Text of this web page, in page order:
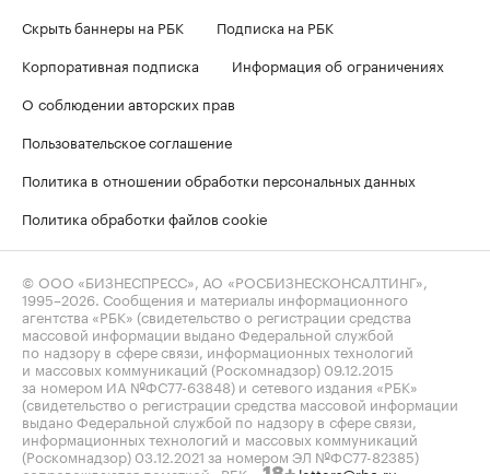
Скрыть баннеры на РБК
Подписка на РБК
Корпоративная подписка
Информация об ограничениях
О соблюдении авторских прав
Пользовательское соглашение
Политика в отношении обработки персональных данных
Политика обработки файлов cookie
© ООО «БИЗНЕСПРЕСС», АО «РОСБИЗНЕСКОНСАЛТИНГ»,
1995–2026 . Сообщения и материалы информационного
агентства «РБК» (свидетельство о регистрации средства
массовой информации выдано Федеральной службой
по надзору в сфере связи, информационных технологий
и массовых коммуникаций (Роскомнадзор) 09.12.2015
за номером ИА №ФС77-63848) и сетевого издания «РБК»
(свидетельство о регистрации средства массовой информации
выдано Федеральной службой по надзору в сфере связи,
информационных технологий и массовых коммуникаций
(Роскомнадзор) 03.12.2021 за номером ЭЛ №ФС77-82385)